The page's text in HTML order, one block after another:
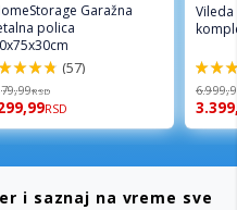
Garažna
polica
(57)
RSD
RSD
92%
i saznaj na vreme sve